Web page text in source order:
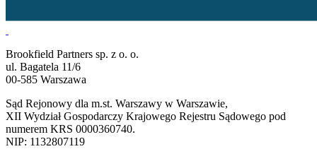
Brookfield Partners sp. z o. o.
ul. Bagatela 11/6
00-585 Warszawa
Sąd Rejonowy dla m.st. Warszawy w Warszawie,
XII Wydział Gospodarczy Krajowego Rejestru Sądowego pod
numerem KRS 0000360740.
NIP: 1132807119